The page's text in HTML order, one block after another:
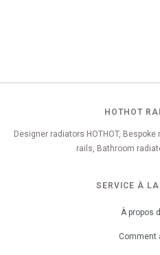
HOTHOT
Designer radiators HOTHOT,
rails, Bathroom
SERVICE À
À propos
Comment